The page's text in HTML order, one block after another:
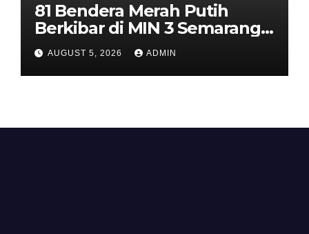
81 Bendera Merah Putih
Berkibar di MIN 3 Semarang,
Bhabinkamtibmas Desa
Timpik Hadiri Peringatan
HUT ke-81 Kemerdekaan RI
AUGUST 5, 2026 ADMIN